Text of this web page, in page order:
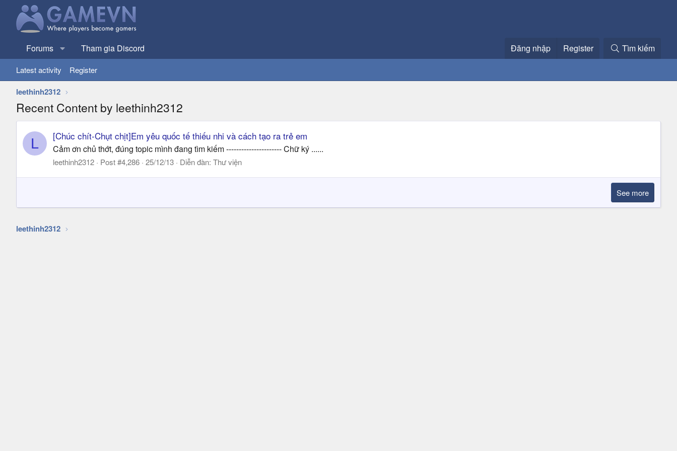
Forums Tham gia Discord Đăng nhập Register Tìm kiếm
Latest activity Register
leethinh2312
Recent Content by leethinh2312
L [Chúc chít-Chụt chịt]Em yêu quốc tế thiếu nhi và cách tạo ra trẻ em
Cảm ơn chủ thớt, đúng topic mình đang tìm kiếm ---------------------- Chữ ký ......
leethinh2312 Post #4,286 25/12/13 Diễn đàn: Thư viện
See more
leethinh2312